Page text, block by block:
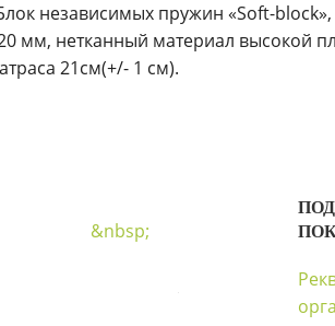
независимых пружин «Soft-
мм, нетканный материал высокой
21см(+/- 1 см).
&nbsp;